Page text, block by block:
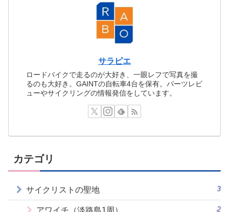
サラピエ
ロードバイクで走るのが大好き、一眼レフで写真を撮
るのも大好き。GAINTの自転車4台を保有。パーツレビ
ューやサイクリングの情報発信をしています。
カテゴリ
サイクリストの聖地 3
アワイチ（淡路島1周） 2